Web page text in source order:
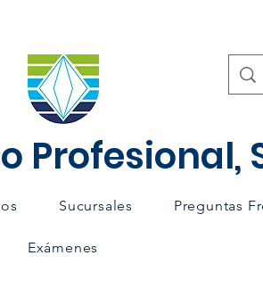
Profesional,
Sucursales Preguntas
Exámenes